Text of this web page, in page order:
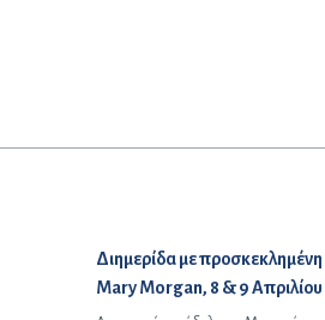
Προηγούμενο άρθρο:
Διημερίδα με προσκεκλημένη
Mary Morgan, 8 & 9 Απριλίου